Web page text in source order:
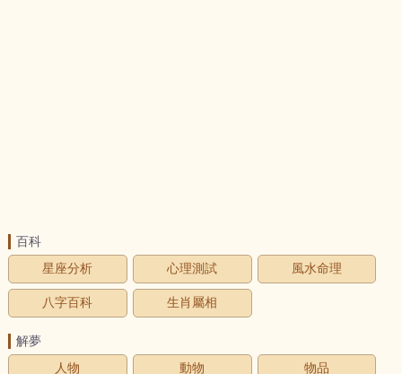
百科
星座分析
心理測試 風水命理
八字百科 生肖屬相
解夢
人物
動物 物品